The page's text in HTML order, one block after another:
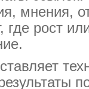
мнения,
рост